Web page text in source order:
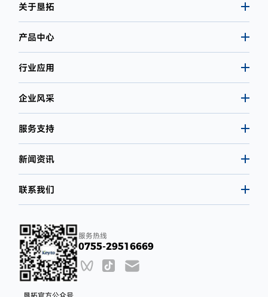
关于垦拓
产品中心
行业应用
企业风采
服务支持
新闻资讯
联系我们
服务热线
0755-29516669